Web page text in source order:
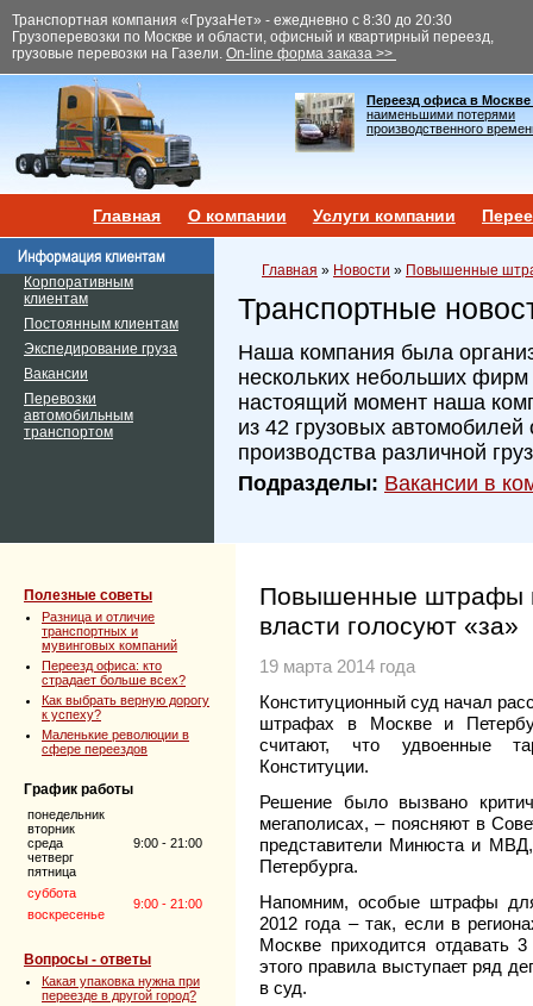
Транспортная компания «ГрузаНет» - ежедневно с 8:30 до 20:30
Грузоперевозки по Москве и области, офисный и квартирный переезд,
грузовые перевозки на Газели. On-line форма заказа >>
Переезд офиса в Москве
наименьшими потерями
производственного
Главная О компании Услуги компании
Корпоративным
клиентам
Постоянным клиентам
Экспедирование груза
Вакансии
Перевозки
автомобильным
транспортом
Главная » Новости » Повышенные
Транспортные
Наша компания была
нескольких небольших фирм
настоящий момент наша
из 42 грузовых автомобилей
производства различной
Подразделы: Вакансии в
Полезные советы
Разница и отличие
транспортных и
мувинговых компаний
Переезд офиса: кто
страдает больше всех?
Как выбрать верную дорогу
к успеху?
Маленькие революции в
сфере переездов
График работы
понедельник
вторник
среда
четверг
пятница
9:00 - 21:00
суббота
9:00 - 21:00
воскресенье
Вопросы - ответы
Какая упаковка нужна при
переезде в другой город?
Повышенные штрафы
власти голосуют «за»
19 марта 2014 года
Конституционный суд начал
штрафах в Москве и
считают, что удвоенные
Конституции.
Решение было вызвано
мегаполисах, – поясняют в
представители Минюста и
Петербурга.
Напомним, особые штрафы
2012 года – так, если в
Москве приходится отдавать
этого правила выступает ряд
в суд.